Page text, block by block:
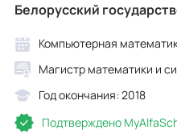
Белорусский
Компьютерная
Магистр математики и
Год окончания: 2018
Подтверждено